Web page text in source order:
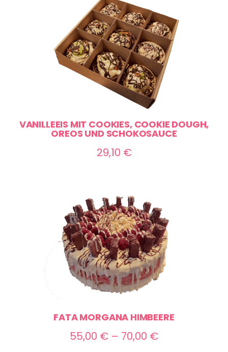
VANILLEEIS MIT COOKIES, COOKIE DOUGH,
OREOS UND SCHOKOSAUCE
29,10 €
FATA MORGANA HIMBEERE
55,00 € – 70,00 €Preisspanne: